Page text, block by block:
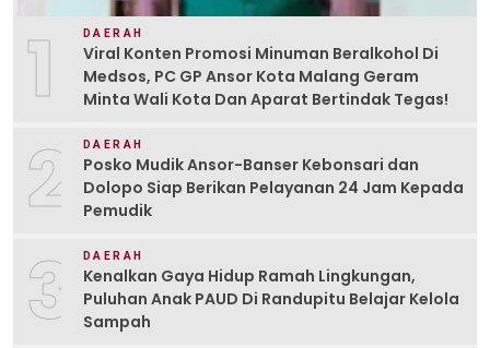
1 DAERAH
Viral Konten Promosi Minuman Beralkohol Di
Medsos, PC GP Ansor Kota Malang Geram
Minta Wali Kota Dan Aparat Bertindak Tegas!
2 DAERAH
Posko Mudik Ansor-Banser Kebonsari dan
Dolopo Siap Berikan Pelayanan 24 Jam Kepada
Pemudik
3 DAERAH
Kenalkan Gaya Hidup Ramah Lingkungan,
Puluhan Anak PAUD Di Randupitu Belajar Kelola
Sampah